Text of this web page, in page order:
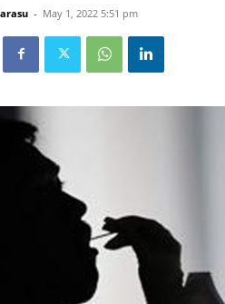
- May 1, 2022 5:51 pm